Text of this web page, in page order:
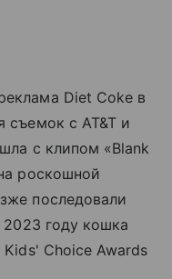
Diet Coke в
съемок с AT&T и
с клипом «Blank
роскошной
последовали
2023 году кошка
Kids' Choice Awards